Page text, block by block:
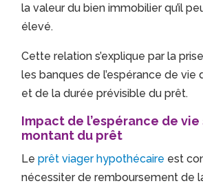
la valeur du bien immobilier qu’il
élevé.
Cette relation s’explique par la
les banques de l’espérance de vie
et de la durée prévisible du prêt.
Impact de l’espérance de vie
montant du prêt
Leprêt viager hypothécaire est
nécessiter de remboursement de